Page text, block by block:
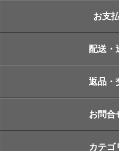
お支
配送・
返品・
お問合
カテゴ